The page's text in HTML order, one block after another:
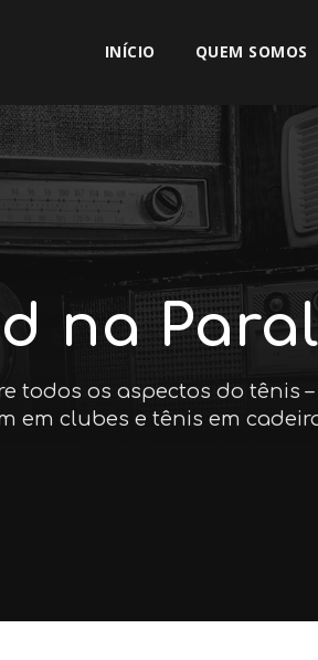
INÍCIO QUEM SOMOS
na
todos os aspectos do tênis
em clubes e tênis em